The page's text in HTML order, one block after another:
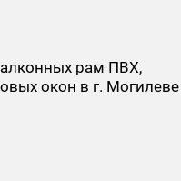
рам ПВХ,
окон в г. Могилеве